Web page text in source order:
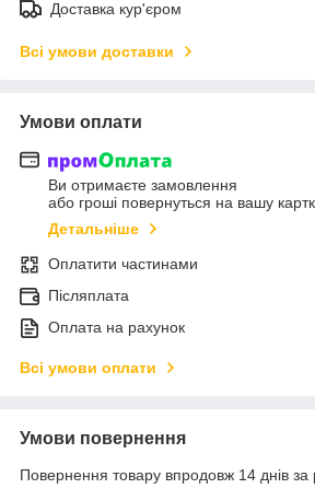
Доставка кур'єром
Всі умови доставки
Умови оплати
Ви отримаєте замовлення
або гроші повернуться на вашу
Детальніше
Оплатити частинами
Післяплата
Оплата на рахунок
Всі умови оплати
Умови повернення
Повернення товару впродовж 14 днів за